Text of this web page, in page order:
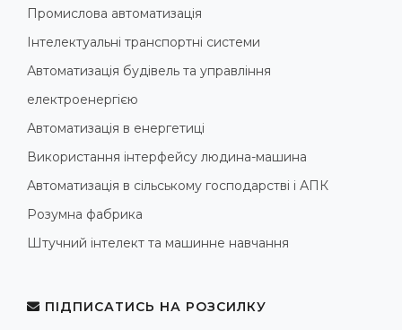
Промислова автоматизація
Інтелектуальні транспортні системи
Автоматизація будівель та управління
електроенергією
Автоматизація в енергетиці
Використання інтерфейсу людина-машина
Автоматизація в сільському господарстві і АПК
Розумна фабрика
Штучний інтелект та машинне навчання
ПІДПИСАТИСЬ НА РОЗСИЛКУ